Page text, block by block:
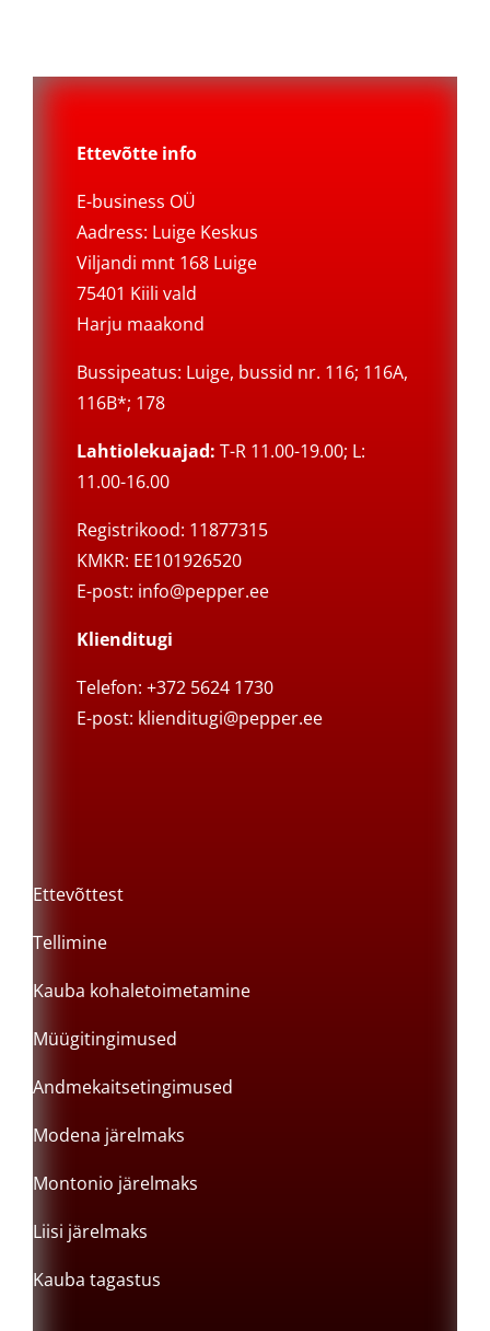
Ettevõtte info
E-business OÜ
Aadress: Luige Keskus
Viljandi mnt 168 Luige
75401 Kiili vald
Harju maakond
Bussipeatus: Luige, bussid nr. 116; 116A,
116B*; 178
Lahtiolekuajad: T-R 11.00-19.00; L:
11.00-16.00
Registrikood: 11877315
KMKR: EE101926520
E-post: info@pepper.ee
Klienditugi
Telefon: +372 5624 1730
E-post: klienditugi@pepper.ee
Ettevõttest
Tellimine
Kauba kohaletoimetamine
Müügitingimused
Andmekaitsetingimused
Modena järelmaks
Montonio järelmaks
Liisi järelmaks
Kauba tagastus